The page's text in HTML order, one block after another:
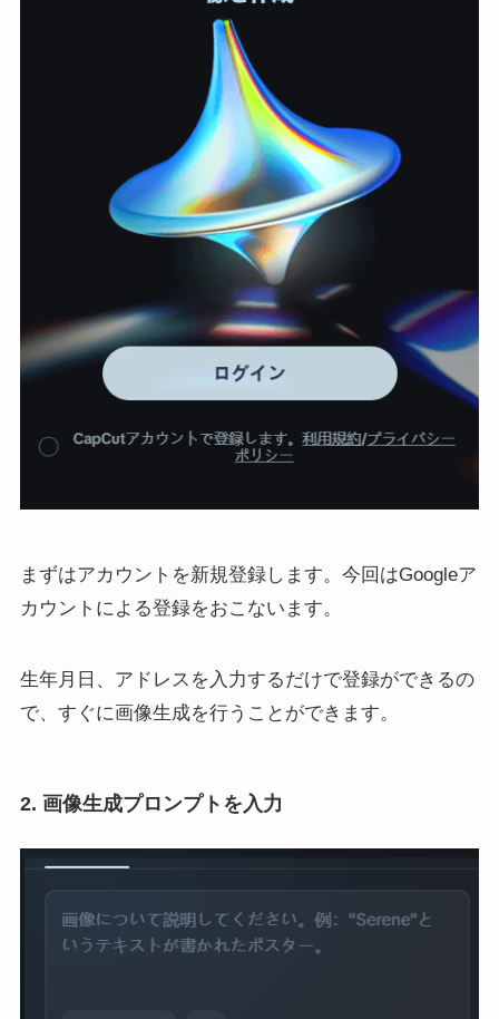
まずはアカウントを新規登録します。今回はGoogleア
カウントによる登録をおこないます。
生年月日、アドレスを入力するだけで登録ができるの
で、すぐに画像生成を行うことができます。
2. 画像生成プロンプトを入力